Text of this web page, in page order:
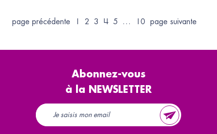
page précédente 2 3 4 5 … 10 page suivante
Abonnez-vous
à la NEWSLETTER